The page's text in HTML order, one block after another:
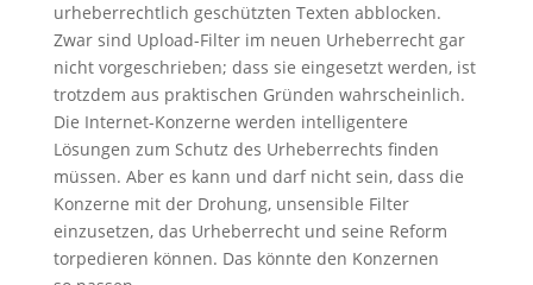
urheberrechtlich geschützten Texten abblocken.
Zwar sind Upload-Filter im neuen Urheberrecht gar
nicht vorgeschrieben; dass sie eingesetzt werden, ist
trotzdem aus praktischen Gründen wahrscheinlich.
Die Internet-Konzerne werden intelligentere
Lösungen zum Schutz des Urheberrechts finden
müssen. Aber es kann und darf nicht sein, dass die
Konzerne mit der Drohung, unsensible Filter
einzusetzen, das Urheberrecht und seine Reform
torpedieren können. Das könnte den Konzernen